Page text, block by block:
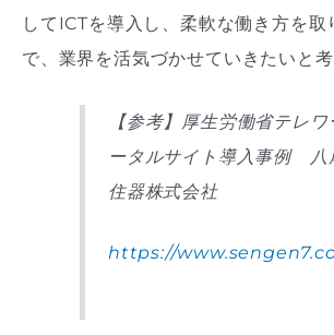
してICTを導入し、柔軟な働き方を取
で、業界を活気づかせていきたいと考
【参考】厚生労働省テレ
ータルサイト導入事例 八
住器株式会社
https://